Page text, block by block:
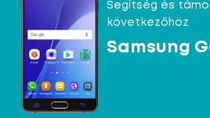
Segítség és
következőhöz
Samsung